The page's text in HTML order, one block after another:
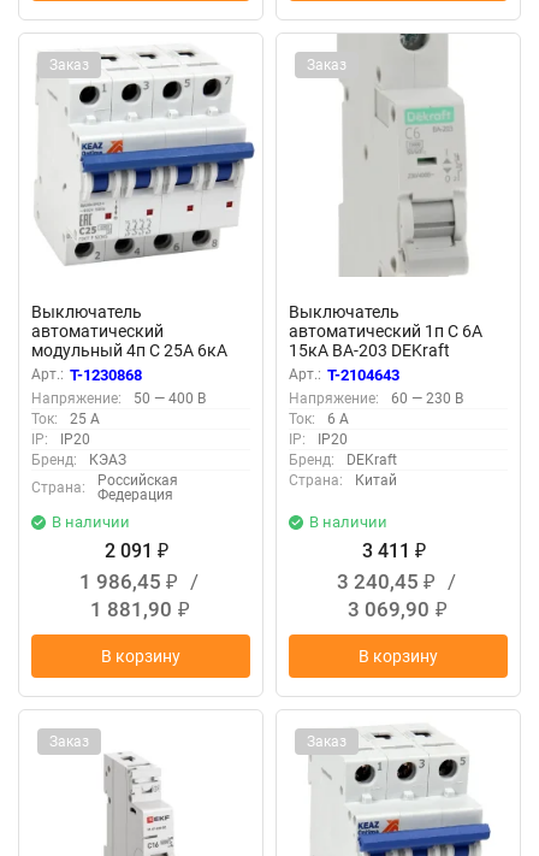
Заказ
Выключатель
автоматический
модульный 4п C 25А 6кА
OptiDin BM63-4C25-УХЛ3
КЭАЗ 260890
Арт.: T-1230868
Напряжение:
50 — 400 В
Ток:
25 А
IP:
IP20
Бренд:
КЭАЗ
Страна:
Российская
Федерация
В наличии
2 091 ₽
1 986,45 ₽
/
1 881,90 ₽
В корзину
Заказ
Выключатель
автоматический 1п C 6А
15кА ВА-203 DEKraft
13454DEK
Арт.: T-2104643
Напряжение:
60 — 230 В
Ток:
6 А
IP:
IP20
Бренд:
DEKraft
Страна:
Китай
В наличии
3 411 ₽
3 240,45 ₽
/
3 069,90 ₽
В корзину
Заказ Заказ